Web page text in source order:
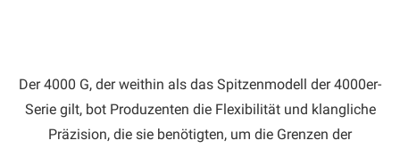
Der 4000 G, der weithin als das Spitzenmodell der 4000er-
Serie gilt, bot Produzenten die Flexibilität und klangliche
Präzision, die sie benötigten, um die Grenzen der